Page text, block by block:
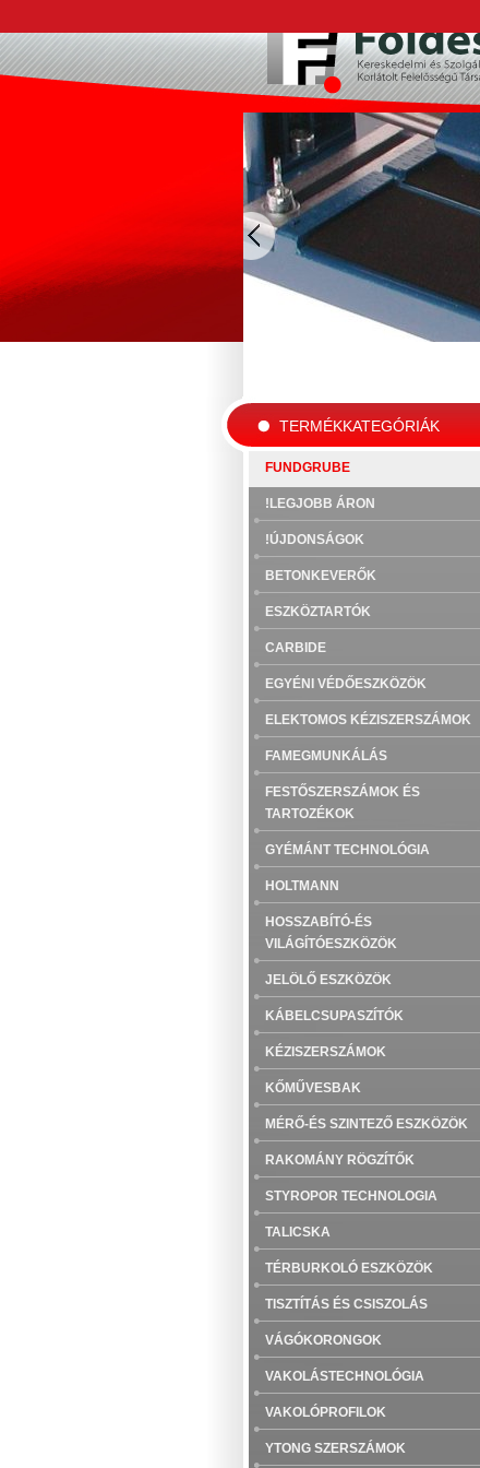
FUNDGRUBE
!LEGJOBB ÁRON
!ÚJDONSÁGOK
BETONKEVERŐK
ESZKÖZTARTÓK
CARBIDE
EGYÉNI VÉDŐESZKÖZÖK
ELEKTOMOS KÉZISZERSZÁMOK
FAMEGMUNKÁLÁS
FESTŐSZERSZÁMOK ÉS
TARTOZÉKOK
GYÉMÁNT TECHNOLÓGIA
HOLTMANN
HOSSZABÍTÓ-ÉS
VILÁGÍTÓESZKÖZÖK
JELÖLŐ ESZKÖZÖK
KÁBELCSUPASZÍTÓK
KÉZISZERSZÁMOK
KŐMŰVESBAK
MÉRŐ-ÉS SZINTEZŐ ESZKÖZÖK
RAKOMÁNY RÖGZÍTŐK
STYROPOR TECHNOLOGIA
TALICSKA
TÉRBURKOLÓ ESZKÖZÖK
TISZTÍTÁS ÉS CSISZOLÁS
VÁGÓKORONGOK
VAKOLÁSTECHNOLÓGIA
VAKOLÓPROFILOK
YTONG SZERSZÁMOK
TERMÉKKATEGÓRIÁK